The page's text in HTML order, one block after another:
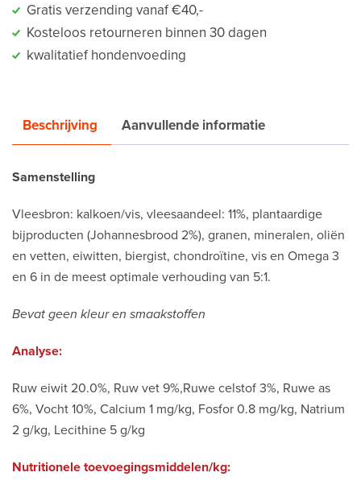
Gratis verzending vanaf €40,-
Kosteloos retourneren binnen 30 dagen
kwalitatief hondenvoeding
Beschrijving Aanvullende informatie
Samenstelling
Vleesbron: kalkoen/vis, vleesaandeel: 11%, plantaardige
bijproducten (Johannesbrood 2%), granen, mineralen, oliën
en vetten, eiwitten, biergist, chondroïtine, vis en Omega 3
en 6 in de meest optimale verhouding van 5:1.
Bevat geen kleur en smaakstoffen
Analyse:
Ruw eiwit 20.0%, Ruw vet 9%,Ruwe celstof 3%, Ruwe as
6%, Vocht 10%, Calcium 1 mg/kg, Fosfor 0.8 mg/kg, Natrium
2 g/kg, Lecithine 5 g/kg
Nutritionele toevoegingsmiddelen/kg: